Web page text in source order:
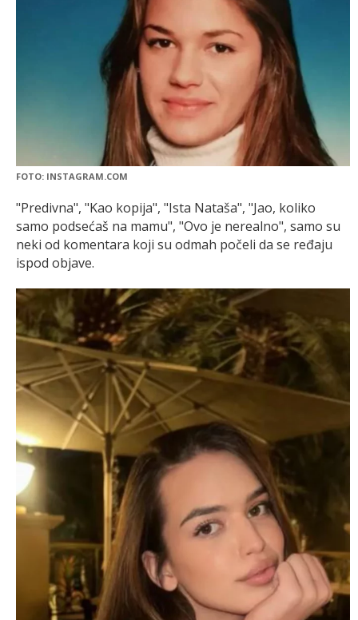
FOTO: INSTAGRAM.COM
"Predivna", "Kao kopija", "Ista Nataša", "Jao, koliko
samo podsećaš na mamu", "Ovo je nerealno", samo su
neki od komentara koji su odmah počeli da se ređaju
ispod objave.